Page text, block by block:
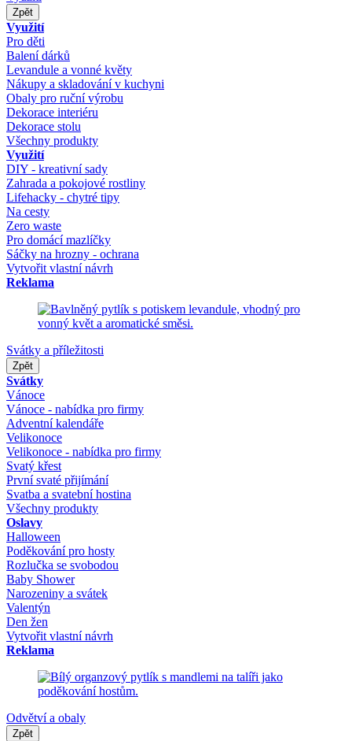
Zpět
Využití
Pro děti
Balení dárků
Levandule a vonné květy
Nákupy a skladování v kuchyni
Obaly pro ruční výrobu
Dekorace interiéru
Dekorace stolu
Všechny produkty
Využití
DIY - kreativní sady
Zahrada a pokojové rostliny
Lifehacky - chytré tipy
Na cesty
Zero waste
Pro domácí mazlíčky
Sáčky na hrozny - ochrana
Vytvořit vlastní návrh
Reklama
Svátky a příležitosti
Zpět
Svátky
Vánoce
Vánoce - nabídka pro firmy
Adventní kalendáře
Velikonoce
Velikonoce - nabídka pro firmy
Svatý křest
První svaté přijímání
Svatba a svatební hostina
Všechny produkty
Oslavy
Halloween
Poděkování pro hosty
Rozlučka se svobodou
Baby Shower
Narozeniny a svátek
Valentýn
Den žen
Vytvořit vlastní návrh
Reklama
Odvětví a obaly
Zpět